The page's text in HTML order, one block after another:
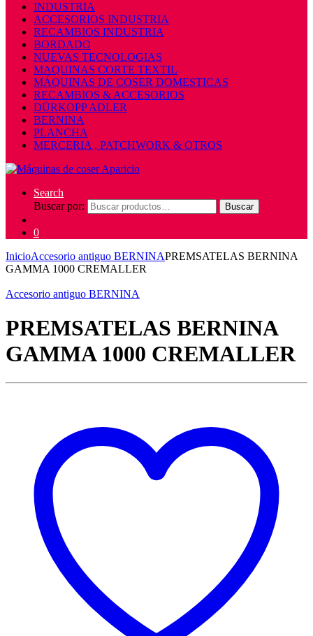
INDUSTRIA
ACCESORIOS INDUSTRIA
RECAMBIOS INDUSTRIA
BORDADO
NUEVAS TECNOLOGIAS
MAQUINAS CORTE TEXTIL
MÁQUINAS DE COSER DOMESTICAS
RECAMBIOS & ACCESORIOS
DÜRKOPP ADLER
BERNINA
PLANCHA
MERCERIA , PATCHWORK & OTROS
Search
Buscar por:
Buscar
0
InicioAccesorio antiguo BERNINAPREMSATELAS BERNINA
GAMMA 1000 CREMALLER
Accesorio antiguo BERNINA
PREMSATELAS BERNINA
GAMMA 1000 CREMALLER